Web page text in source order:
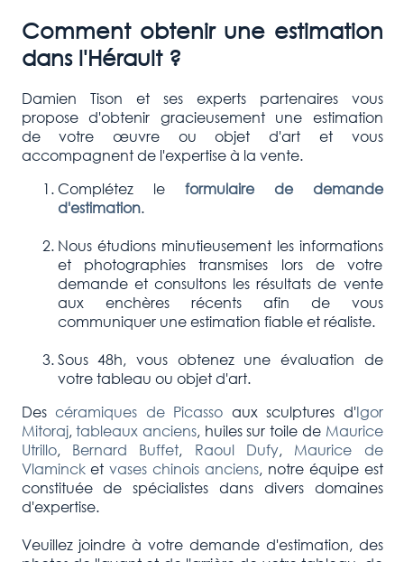
Comment obtenir une estimation
dans l'Hérault ?
Damien Tison et ses experts partenaires vous
propose d'obtenir gracieusement une estimation
de votre œuvre ou objet d'art et vous
accompagnent de l'expertise à la vente.
Complétez le formulaire de demande
d'estimation.
Nous étudions minutieusement les informations
et photographies transmises lors de votre
demande et consultons les résultats de vente
aux enchères récents afin de vous
communiquer une estimation fiable et réaliste.
Sous 48h, vous obtenez une évaluation de
votre tableau ou objet d'art.
Des céramiques de Picasso aux sculptures d'Igor
Mitoraj,tableaux anciens, huiles sur toile de Maurice
Utrillo, Bernard Buffet, Raoul Dufy, Maurice de
Vlamincketvases chinois anciens, notre équipe est
constituée de spécialistes dans divers domaines
d'expertise.
Veuillez joindre à votre demande d'estimation, des